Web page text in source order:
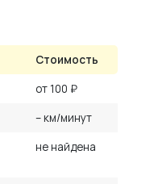
Стоимость
от 100 ₽
– км/минут
не найдена